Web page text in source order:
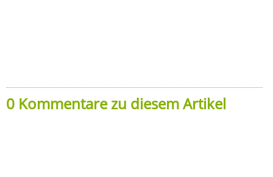
0 Kommentare zu diesem Artikel